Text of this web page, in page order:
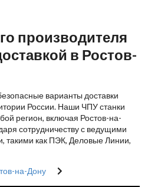
производителя
в Ростов-
варианты доставки
России. Наши ЧПУ станки
регион, включая Ростов-на-
сотрудничеству с ведущими
такими как ПЭК, Деловые Линии,
на-Дону